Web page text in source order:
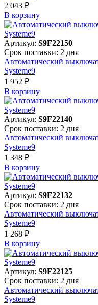
2 043 ₽
В корзинy
Артикул: S9F22150
Срок поставки: 2 дня
Автоматический
Systeme9
1 952 ₽
В корзинy
Артикул: S9F22140
Срок поставки: 2 дня
Автоматический
Systeme9
1 348 ₽
В корзинy
Артикул: S9F22132
Срок поставки: 2 дня
Автоматический
Systeme9
1 268 ₽
В корзинy
Артикул: S9F22125
Срок поставки: 2 дня
Автоматический
Systeme9